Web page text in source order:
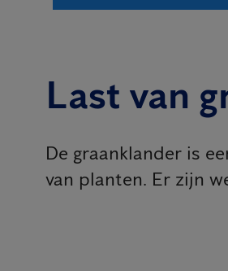
Last van
De graanklander is
van planten. Er zijn